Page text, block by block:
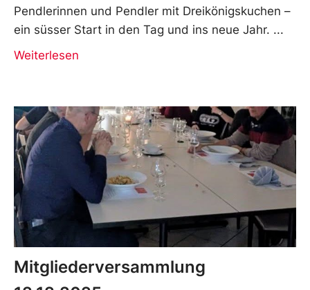
Pendlerinnen und Pendler mit Dreikönigskuchen –
ein süsser Start in den Tag und ins neue Jahr.
Weiterlesen
Mitgliederversammlung